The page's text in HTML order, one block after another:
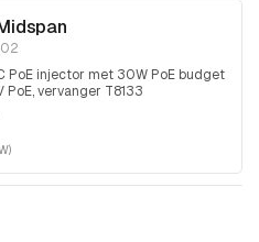
PoE injector met 30W PoE budget
PoE, vervanger T8133